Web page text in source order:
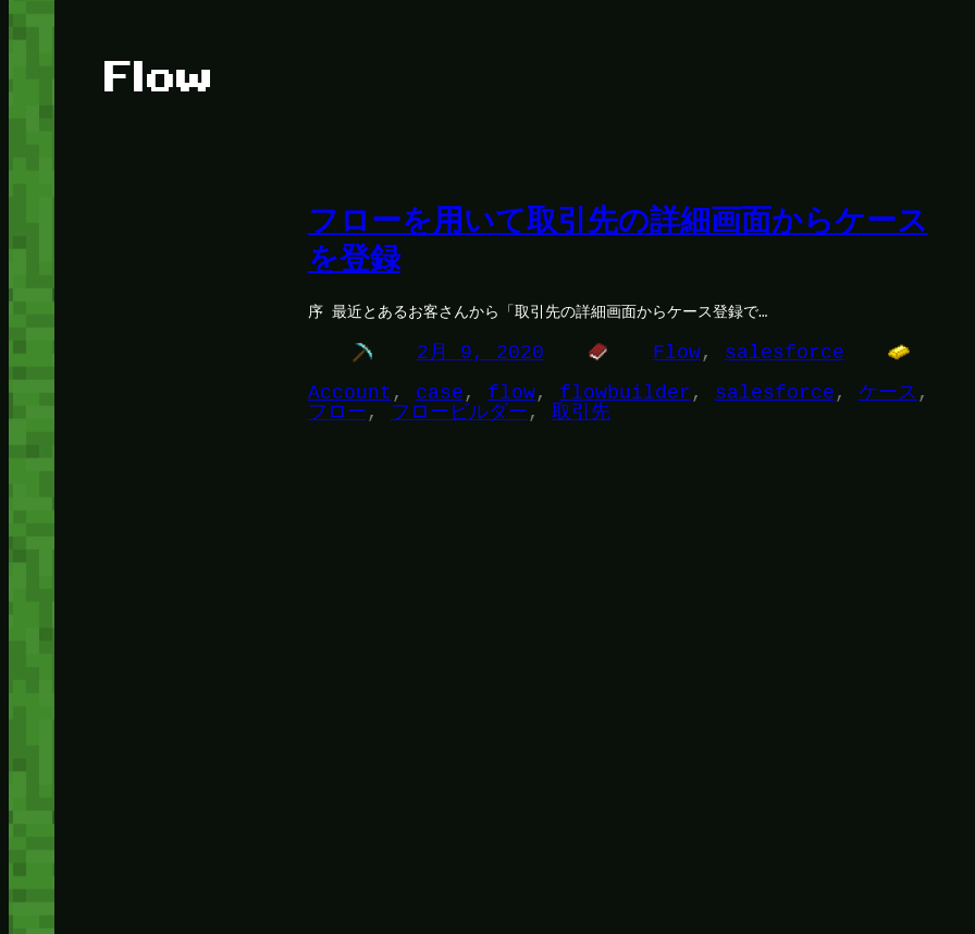
Flow
フローを用いて取引先の詳細画面からケース
を登録
序 最近とあるお客さんから「取引先の詳細画面からケース登録で…
2月 9, 2020 Flow, salesforce
Account , case , flow, flowbuilder , salesforce , ケース
フロー , フロービルダー , 取引先